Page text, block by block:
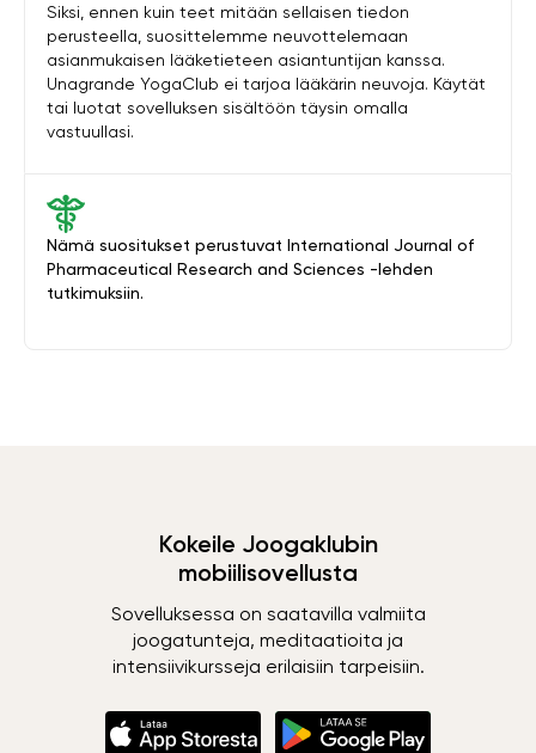
Nämä suositukset perustuvat International Journal of
Pharmaceutical Research and Sciences -lehden
tutkimuksiin.
Siksi, ennen kuin teet mitään sellaisen tiedon
perusteella, suosittelemme neuvottelemaan
asianmukaisen lääketieteen asiantuntijan kanssa.
Unagrande YogaClub ei tarjoa lääkärin neuvoja. Käytät
tai luotat sovelluksen sisältöön täysin omalla
vastuullasi.
Kokeile Joogaklubin
mobiilisovellusta
Sovelluksessa on saatavilla valmiita
joogatunteja, meditaatioita ja
intensiivikursseja erilaisiin tarpeisiin.